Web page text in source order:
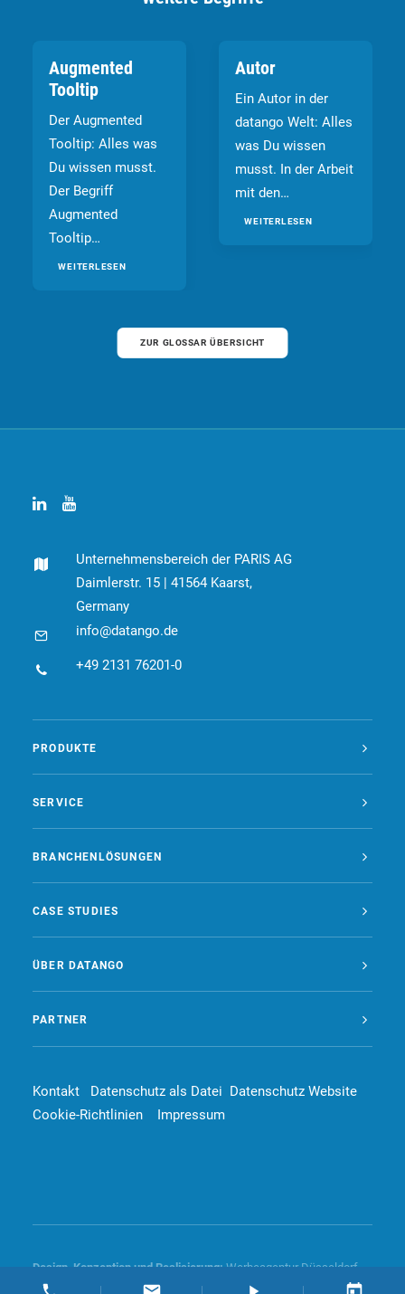
Augmented
Tooltip
Der Augmented
Tooltip: Alles was
Du wissen musst.
Der Begriff
Augmented
Tooltip…
WEITERLESEN
Autor
Ein Autor in der
datango Welt: Alles
was Du wissen
musst. In der Arbeit
mit den…
WEITERLESEN
ZUR GLOSSAR ÜBERSICHT
Unternehmensbereich der PARIS AG
Daimlerstr. 15 | 41564 Kaarst,
Germany
info@datango.de
+49 2131 76201-0
PRODUKTE
SERVICE
BRANCHENLÖSUNGEN
CASE STUDIES
ÜBER DATANGO
PARTNER
Kontakt Datenschutz als Datei Datenschutz Website
Cookie-Richtlinien
Impressum
Design, Konzeption und Realisierung: Werbeagentur Düsseldorf –
4dd communication GmbH